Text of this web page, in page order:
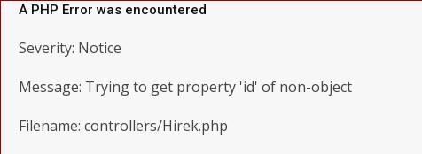
A PHP Error was encountered
Severity: Notice
Message: Trying to get property 'id' of non-object
Filename: controllers/Hirek.php